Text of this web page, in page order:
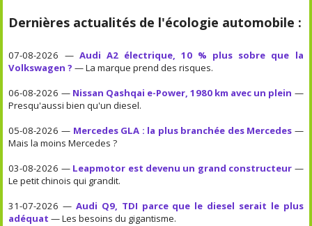
Dernières actualités de l'écologie automobile :
07-08-2026 — Audi A2 électrique, 10 % plus sobre que la
Volkswagen ? — La marque prend des risques.
06-08-2026 — Nissan Qashqai e-Power, 1980 km avec un plein —
Presqu'aussi bien qu'un diesel.
05-08-2026 — Mercedes GLA : la plus branchée des Mercedes —
Mais la moins Mercedes ?
03-08-2026 — Leapmotor est devenu un grand constructeur —
Le petit chinois qui grandit.
31-07-2026 —Audi Q9, TDI parce que le diesel serait le plus
adéquat — Les besoins du gigantisme.